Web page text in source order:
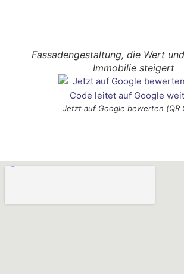
Jetzt auf Google bewerten (QR
Fassadengestaltung, die Wert
Immobilie steigert